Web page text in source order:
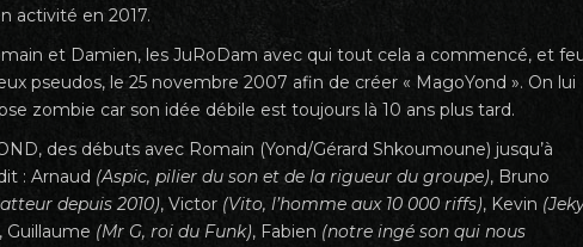
activité en 2017.
et Damien, les JuRoDam avec qui tout cela a commencé, et
pseudos, le 25 novembre 2007 afin de créer « MagoYond ». On lui
zombie car son idée débile est toujours là 10 ans plus tard.
des débuts avec Romain (Yond/Gérard Shkoumoune) jusqu’à
: Arnaud (Aspic, pilier du son et de la rigueur du groupe), Bruno
depuis 2010), Victor (Vito, l’homme aux 10 000 riffs), Kevin
Guillaume (Mr G, roi du Funk), Fabien (notre ingé son qui nous